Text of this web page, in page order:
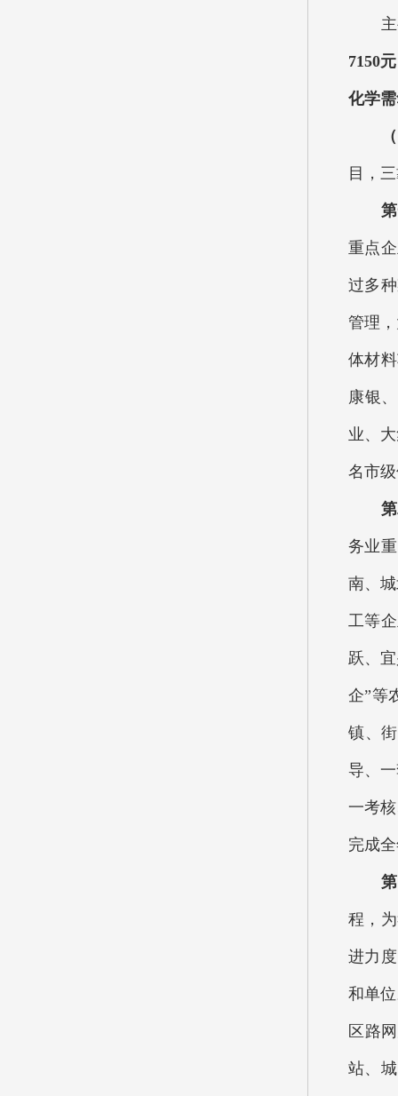
主
7150
化学
（一
目，
重点
过多
管理
体材
康银
业、
名市
第二
务业
南、
工等
跃、
企”等
镇、
导、
一考
完成
第三
程，
进力
和单
区路
站、